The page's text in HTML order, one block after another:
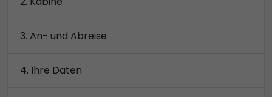
An- und Abreise
Ihre Daten